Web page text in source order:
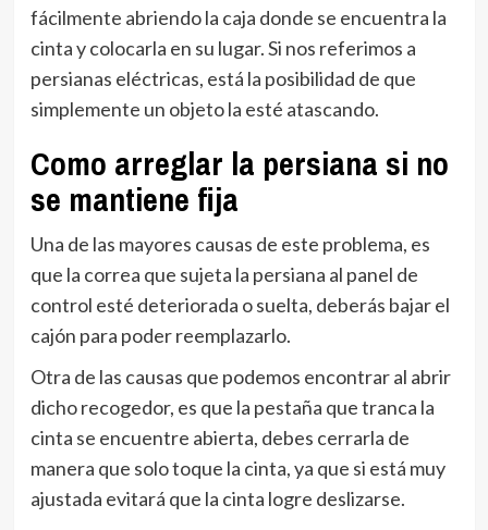
fácilmente abriendo la caja donde se encuentra la
cinta y colocarla en su lugar. Si nos referimos a
persianas eléctricas, está la posibilidad de que
simplemente un objeto la esté atascando.
Como arreglar la persiana si no
se mantiene fija
Una de las mayores causas de este problema, es
que la correa que sujeta la persiana al panel de
control esté deteriorada o suelta, deberás bajar el
cajón para poder reemplazarlo.
Otra de las causas que podemos encontrar al abrir
dicho recogedor, es que la pestaña que tranca la
cinta se encuentre abierta, debes cerrarla de
manera que solo toque la cinta, ya que si está muy
ajustada evitará que la cinta logre deslizarse.